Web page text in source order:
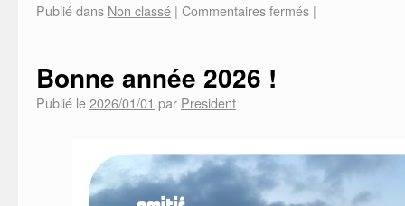
Publié dans Non classé | Commentaires fermés |
Bonne année 2026 !
Publié le2026/01/01 par President